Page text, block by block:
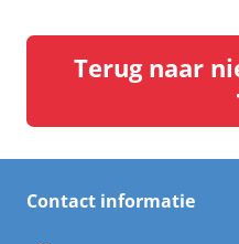
Terug naar
Contact informatie